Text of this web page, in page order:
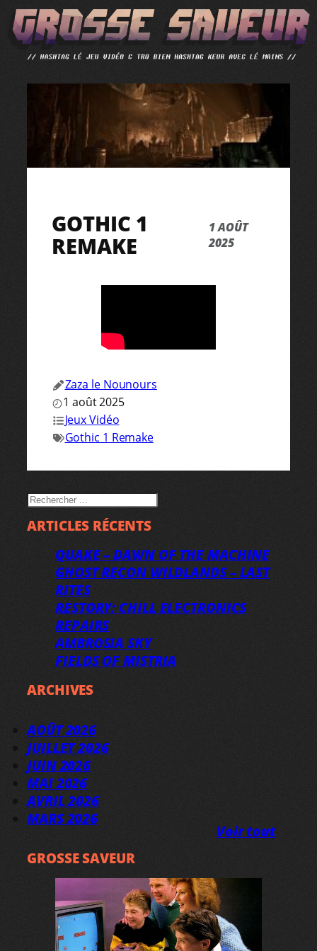
ALLER
AU
CONTENU
GOTHIC 1
REMAKE
1 AOÛT
2025
Zaza le Nounours
1 août 2025
Jeux Vidéo
Gothic 1 Remake
RECHERCHER
ARTICLES RÉCENTS
QUAKE – DAWN OF THE MACHINE
GHOST RECON WILDLANDS – LAST
RITES
RESTORY: CHILL ELECTRONICS
REPAIRS
AMBROSIA SKY
FIELDS OF MISTRIA
ARCHIVES
AOÛT 2026
JUILLET 2026
JUIN 2026
MAI 2026
AVRIL 2026
MARS 2026
Voir tout
GROSSE SAVEUR